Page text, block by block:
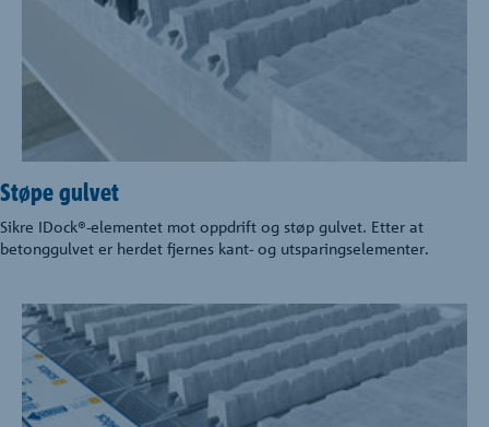
Støpe gulvet
Sikre IDock®-elementet mot oppdrift og støp gulvet. Etter at
betonggulvet er herdet fjernes kant- og utsparingselementer.